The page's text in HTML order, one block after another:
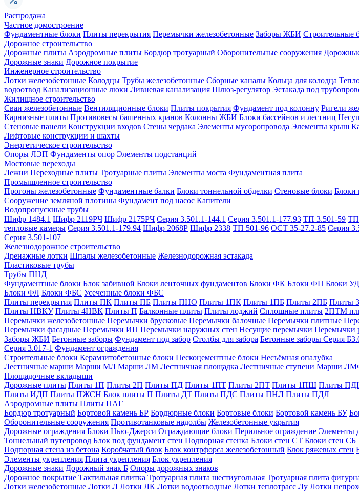
Распродажа
Частное домостроение
Фундаментные блоки Плиты перекрытия Перемычки железобетонные Заборы ЖБИ Строительные
Дорожное строительство
Дорожные плиты Аэродромные плиты Бордюр тротуарный Оборонительные сооружения
Дорожные знаки Дорожное покрытие
Инженерное строительство
Лотки железобетонные Колодцы Трубы железобетонные Сборные каналы Кольца для колодца
водоотвод Канализационные люки Ливневая канализация Шлюз-регулятор Эстакада под
Жилищное строительство
Сваи железобетонные Вентиляционные блоки Плиты покрытия Фундамент под колонну Ригели
Карнизные плиты Противовесы башенных кранов Колонны ЖБИ Блоки бассейнов и лестниц
Стеновые панели Конструкции входов Стены чердака Элементы мусоропровода Элементы крыш
Лифтовые конструкции и шахты
Энергетическое строительство
Опоры ЛЭП Фундаменты опор Элементы подстанций
Мостовые переходы
Лежни Переходные плиты Тротуарные плиты Элементы моста Фундаментная плита
Промышленное строительство
Прогоны железобетонные Фундаментные балки Блоки тоннельной обделки Стеновые блоки Блоки
Сооружение земляной плотины Фундамент под насос Капители
Водопропускные трубы
Шифр 1484.1 Шифр 2119РЧ Шифр 2175РЧ Серия 3.501.1-144.1 Серия 3.501.1-177.93 ТП 3.501-59 ТП
тепловые камеры Серия 3.501.1-179.94 Шифр 2068Р Шифр 2338 ТП 501-96 ОСТ 35-27.2-85 Серия
Серия 3.501-107
Железнодорожное строительство
Дренажные лотки Шпалы железобетонные Железнодорожная эстакада
Пластиковые трубы
Трубы ПНД
Фундаментные блоки Блок забивной Блоки ленточных фундаментов Блоки ФК Блоки ФП Блоки
Блоки ФЛ Блоки ФБС Усеченные блоки ФБС
Плиты перекрытия Плиты ПК Плиты ПБ Плиты ПНО Плиты 1ПК Плиты 1ПБ Плиты 2ПБ Плиты
Плиты НВКУ Плиты 4НВК Плиты П Балконные плиты Плиты лоджий Сплошные плиты 2ПТМ
Перемычки железобетонные Перемычки брусковые Перемычки балочные Перемычки плитные
Перемычки фасадные Перемычки ИП Перемычки наружных стен Несущие перемычки Перемычки
Заборы ЖБИ Бетонные заборы Фундамент под забор Столбы для забора Бетонные заборы Серия
Серия 3.017-1 Фундамент ограждения
Строительные блоки Керамзитобетонные блоки Пескоцементные блоки Несъёмная опалубка
Лестничные марши Марши МЛ Марши ЛМ Лестничная площадка Лестничные ступени Марши
Площадочные вкладыши
Дорожные плиты Плиты 1П Плиты 2П Плиты ПД Плиты 1ПТ Плиты 2ПТ Плиты 1ПШ Плиты
Плиты ИДП Плиты ПЖСН Блок плиты П Плиты ДТ Плиты ПДС Плиты ПНЛ Плиты ПДЛ
Аэродромные плиты Плиты ПАГ
Бордюр тротуарный Бортовой камень БР Бордюрные блоки Бортовые блоки Бортовой камень БУ
Оборонительные сооружения Противотанковые надолбы Железобетонные укрытия
Дорожные ограждения Блоки Нью-Джерси Ограждающие блоки Перильное ограждение Элементы
Тоннельный путепровод Блок под фундамент стен Подпорная стенка Блоки стен СТ Блоки стен СБ
Подпорная стена из бетона Коробчатый блок Блок контрфорса железобетонный Блок ряжевых стен
Элементы укрепления Плита укрепления Блок укрепления
Дорожные знаки Дорожный знак Б Опоры дорожных знаков
Дорожное покрытие Тактильная плитка Тротуарная плита шестиугольная Тротуарная плита
Лотки железобетонные Лотки Л Лотки ЛК Лотки водоотводные Лотки теплотрасс Лу Лотки